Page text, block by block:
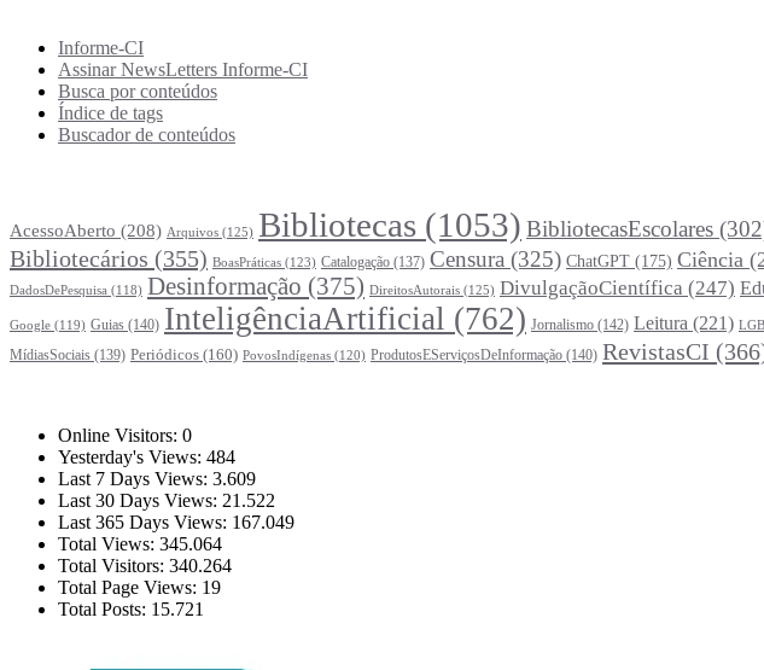
Informe-CI
Assinar NewsLetters Informe-CI
Busca por conteúdos
Índice de tags
Buscador de conteúdos
AcessoAberto (208) Arquivos (125) Bibliotecas (1053) BibliotecasEscolares
Bibliotecários (355) BoasPráticas (123) Catalogação (137) Censura (325) ChatGPT (175) Ciência
DadosDePesquisa (118) Desinformação (375) DireitosAutorais (125) DivulgaçãoCientífica (247)
Google (119) Guias (140) InteligênciaArtificial (762) Jornalismo (142) Leitura (221)
MídiasSociais (139) Periódicos (160) PovosIndígenas (120) ProdutosEServiçosDeInformação (140) RevistasCI
Online Visitors: 0
Yesterday's Views: 484
Last 7 Days Views: 3.609
Last 30 Days Views: 21.522
Last 365 Days Views: 167.049
Total Views: 345.064
Total Visitors: 340.264
Total Page Views: 19
Total Posts: 15.721